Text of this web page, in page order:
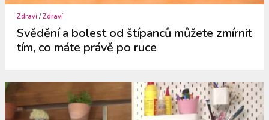
Zdraví /Zdraví
Svědění a bolest od štípanců můžete zmírnit
tím, co máte právě po ruce